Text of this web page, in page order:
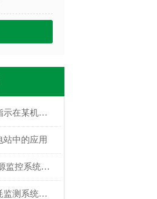
消防应急照明和疏散指示在某机场扩建项目上的应用
站中的应用
AFPM100消防设备电源监控系统在上海建工医院3号楼项目中的应用
吴忠市回医药基地能耗监测系统的研究与应用